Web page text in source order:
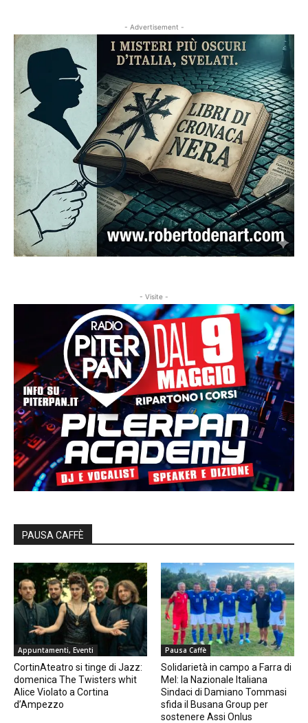
- Advertisement -
- Visite -
PAUSA CAFFÈ
Appuntamenti, Eventi
CortinAteatro si tinge di Jazz:
domenica The Twisters whit
Alice Violato a Cortina
d’Ampezzo
Pausa Caffè
Solidarietà in campo a Farra di
Mel: la Nazionale Italiana
Sindaci di Damiano Tommasi
sfida il Busana Group per
sostenere Assi Onlus